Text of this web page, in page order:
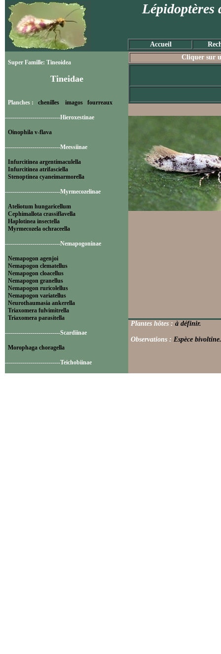
Lépidoptères
Accueil
Super Famille: Tineoidea
Tineidae
Planches : chenilles imagos fourreaux
----------------------------Hieroxestinae
Oinophila v-flava
----------------------------Meessiinae
Infurcitinea argentimaculella
Infurcitinea atrifasciella
Stenoptinea cyaneimarmorella
----------------------------Myrmecozelinae
Ateliotum hungaricellum
Cephimallota crassiflavella
Haplotinea insectella
Myrmecozela ochraceella
----------------------------Nemapogoninae
Nemapogon agenjoi
Nemapogon clematellus
Nemapogon cloacellus
Nemapogon granellus
Nemapogon ruricolellus
Nemapogon variatellus
Neurothaumasia ankerella
Triaxomera fulvimitrella
Triaxomera parasitella
----------------------------Scardiinae
Morophaga choragella
----------------------------Teichobiinae
Cliquer sur
Plantes hôtes : à définir.
Observations : Espèce bivoltine.